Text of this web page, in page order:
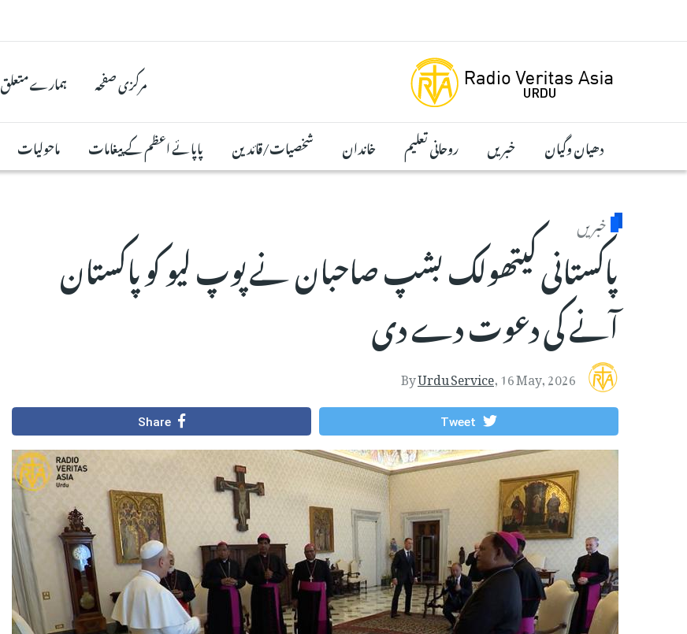
مرکزی صفحہ ہمارے متعلق
دھیان وگیان خبریں روحانی تعلیم خاندان شخصیات/قائدین پاپائے اعظم کے پیغامات ماحولیات
خبریں
پاکستانی کیتھولک بشپ صاحبان نے پوپ لیو کو پاکستان
آنے کی دعوت دے دی
ByUrdu Service,16 May, 2026
Tweet
Share